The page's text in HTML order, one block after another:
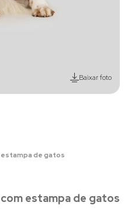
Baixar foto
estampa de gatos
estampa de gatos